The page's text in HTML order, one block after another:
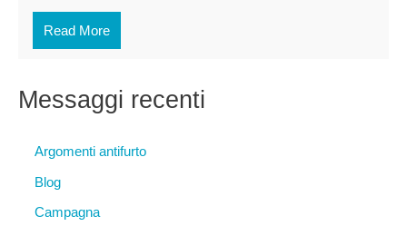
Read More
Messaggi recenti
Argomenti antifurto
Blog
Campagna